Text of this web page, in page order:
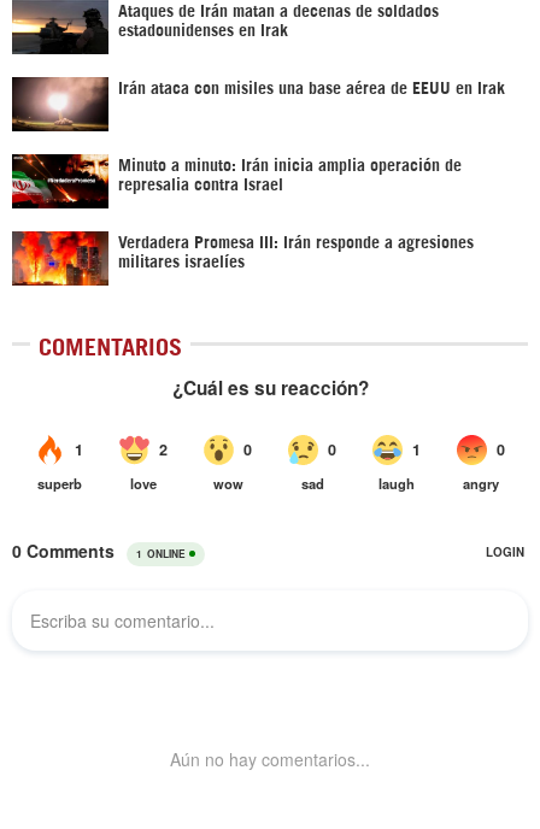
Ataques de Irán matan a decenas de soldados
estadounidenses en Irak
Irán ataca con misiles una base aérea de EEUU en Irak
Minuto a minuto: Irán inicia amplia operación de
represalia contra Israel
Verdadera Promesa III: Irán responde a agresiones
militares israelíes
COMENTARIOS